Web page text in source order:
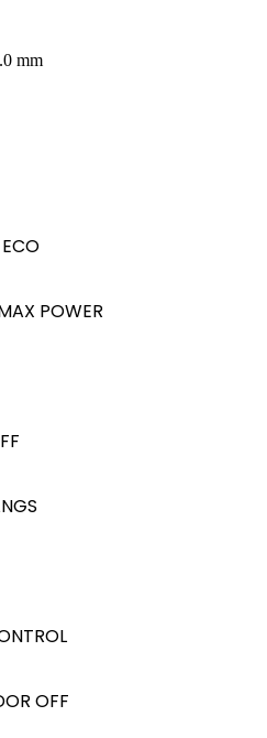
mm
POWER
OFF